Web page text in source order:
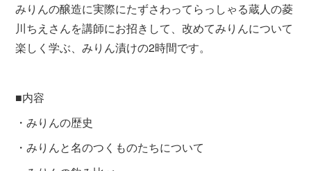
みりんの醸造に実際にたずさわってらっしゃる蔵人の菱
川ちえさんを講師にお招きして、改めてみりんについて
楽しく学ぶ、みりん漬けの2時間です。
■内容
・みりんの歴史
・みりんと名のつくものたちについて